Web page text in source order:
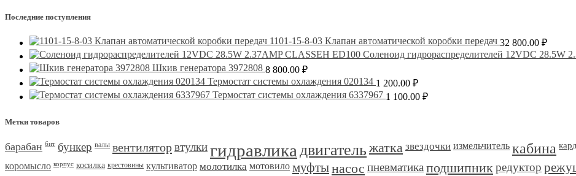
Последние поступления
1101-15-8-03 Клапан автоматической коробки передач 32 800.00 ₽
Соленоид гидрораспределителей 12VDC 28.5W
Шкив генератора 3972808 8 800.00 ₽
Термостат системы охлаждения 020134 1 200.00 ₽
Термостат системы охлаждения 6337967 1 100.00 ₽
Метки товаров
барабан бит бункер валы вентиляторвтулкигидравлика двигатель жатка звездочки измельчитель кабина
коромысло корпус косилка крестовины культиватор молотилка мотовило муфтынасос пневматика подшипник редуктор